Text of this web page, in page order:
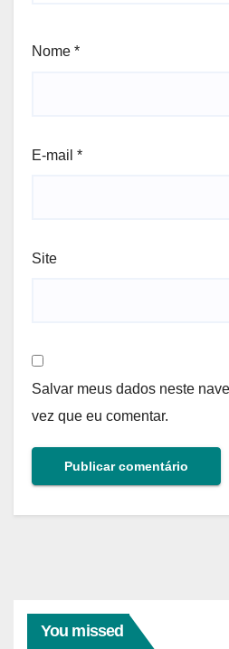
Nome *
E-mail *
Site
Salvar meus dados neste
vez que eu comentar.
You missed